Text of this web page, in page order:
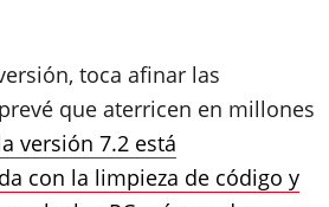
toca afinar las
que aterricen en millones
versión 7.2 está
con la limpieza de código y